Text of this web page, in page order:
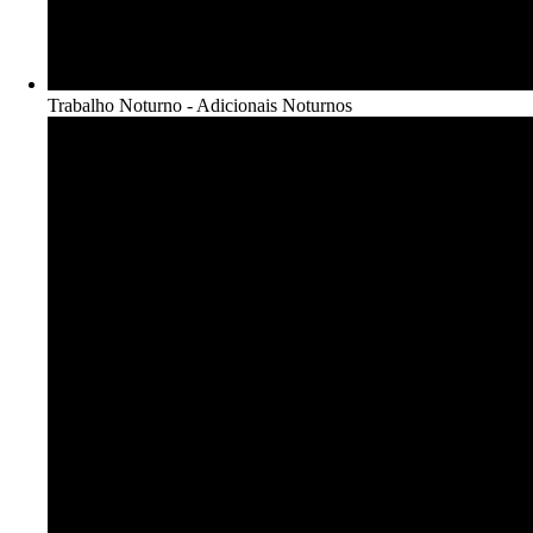
Trabalho Noturno - Adicionais Noturnos​